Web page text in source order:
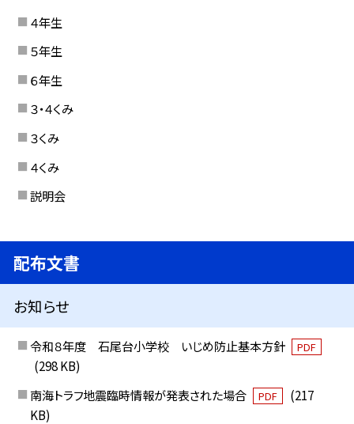
４年生
５年生
６年生
３・４くみ
３くみ
４くみ
説明会
配布文書
お知らせ
令和８年度 石尾台小学校 いじめ防止基本方針 PDF
(298 KB)
南海トラフ地震臨時情報が発表された場合
PDF
(217
KB)